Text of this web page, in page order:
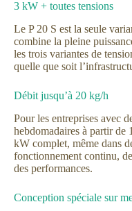
3 kW + toutes tensions
Le P 20 S est la seule
combine la pleine
les trois variantes de
quelle que soit
Débit jusqu’à 20 kg/h
Pour les entreprises avec
hebdomadaires à partir de
kW complet, même dans
fonctionnement continu,
des performances.
Conception spéciale sur